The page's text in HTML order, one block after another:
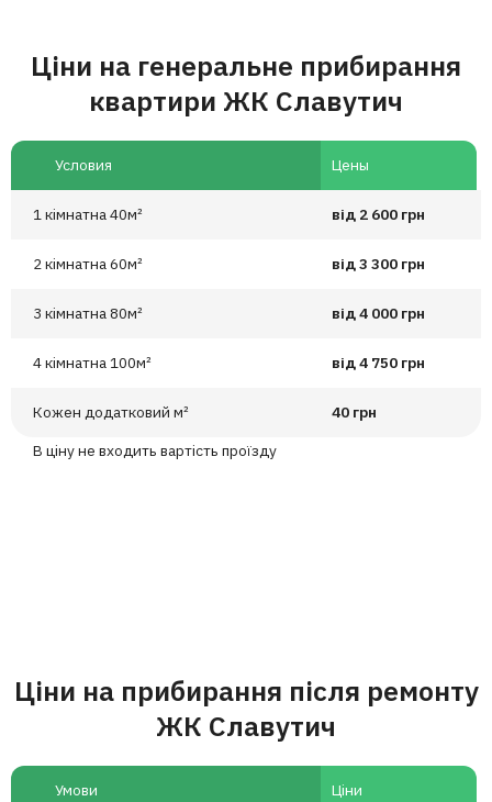
Ціни на генеральне прибирання
квартири ЖК Славутич
Условия Цены
1 кімнатна 40м² від 2 600 грн
2 кімнатна 60м² від 3 300 грн
3 кімнатна 80м² від 4 000 грн
4 кімнатна 100м² від 4 750 грн
Кожен додатковий м²
40 грн
В ціну не входить вартість проїзду
Ціни на прибирання після ремонту
ЖК Славутич
Умови Цiни